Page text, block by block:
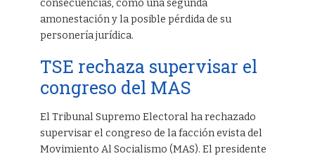
consecuencias, como una segunda
amonestación y la posible pérdida de su
personería jurídica.
TSE rechaza supervisar el
congreso del MAS
El Tribunal Supremo Electoral ha rechazado
supervisar el congreso de la facción evista del
Movimiento Al Socialismo (MAS). El presidente